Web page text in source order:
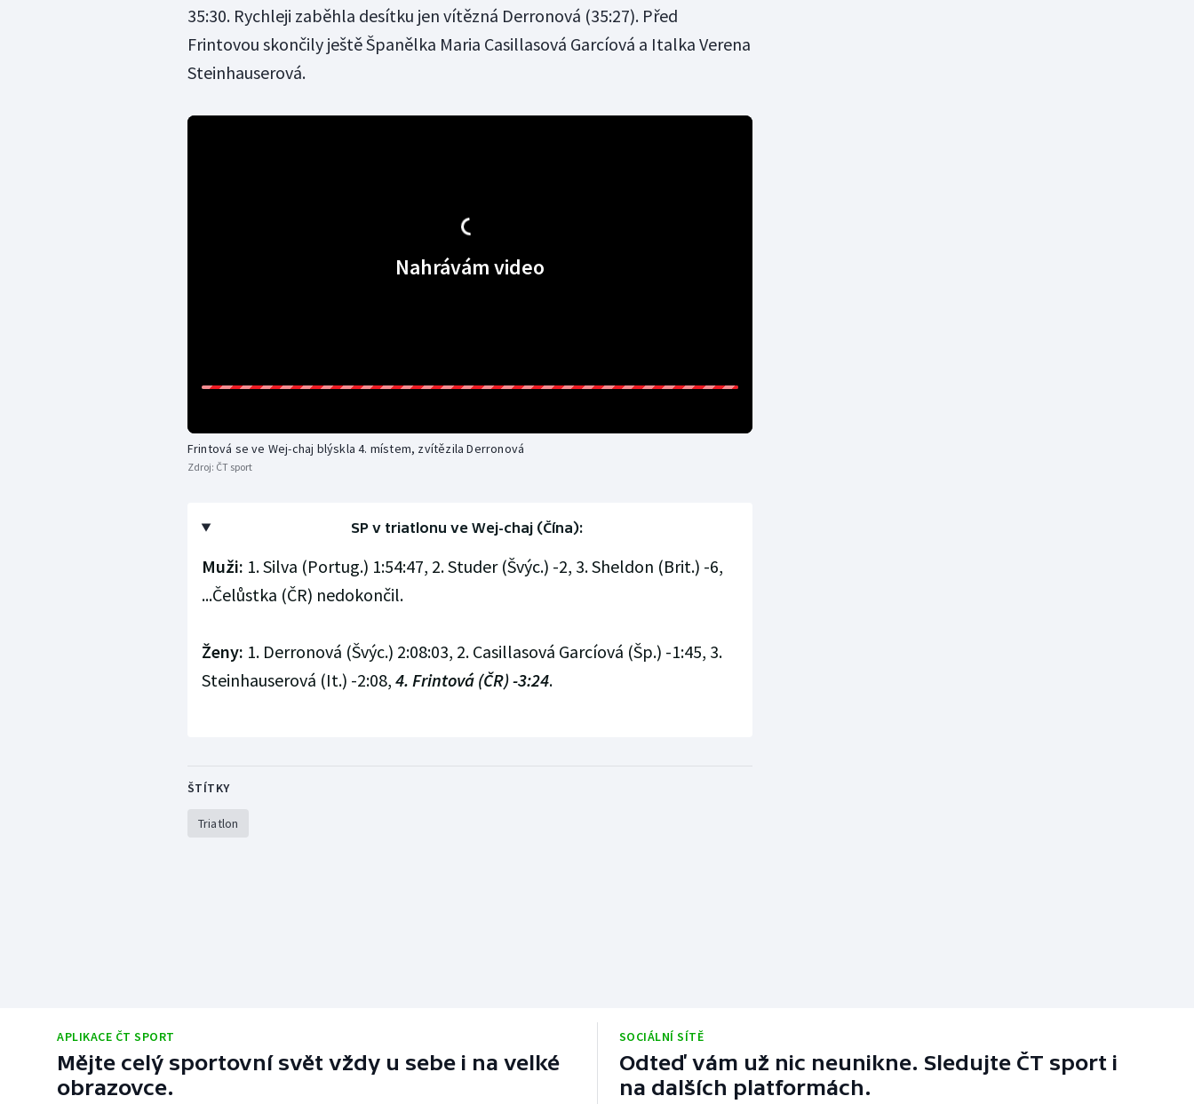
35:30. Rychleji zaběhla desítku jen vítězná Derronová (35:27). Před
Frintovou skončily ještě Španělka Maria Casillasová Garcíová a Italka Verena
Steinhauserová.
Nahrávám video
Frintová se ve Wej-chaj blýskla 4. místem, zvítězila Derronová
Zdroj: ČT sport
SP v triatlonu ve Wej-chaj (Čína):
Muži: 1. Silva (Portug.) 1:54:47, 2. Studer (Švýc.) -2, 3. Sheldon (Brit.) -6,
...Čelůstka (ČR) nedokončil.
Ženy: 1. Derronová (Švýc.) 2:08:03, 2. Casillasová Garcíová (Šp.) -1:45, 3.
Steinhauserová (It.) -2:08, 4. Frintová (ČR) -3:24.
ŠTÍTKY
Triatlon
APLIKACE ČT SPORT
Mějte celý sportovní svět vždy u sebe i na velké
obrazovce.
SOCIÁLNÍ SÍTĚ
Odteď vám už nic neunikne. Sledujte ČT sport i
na dalších platformách.